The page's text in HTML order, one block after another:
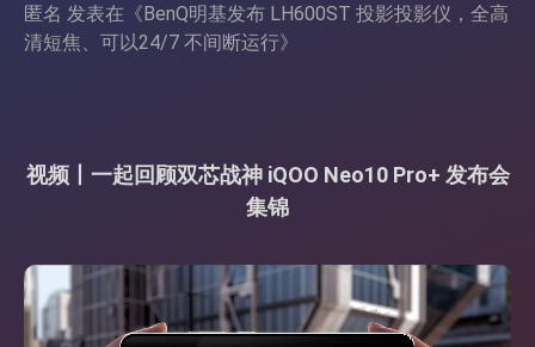
匿名 发表在《BenQ明基发布 LH600ST 投影投影仪，全高
清短焦、可以24/7 不间断运行》
视频丨一起回顾双芯战神 iQOO Neo10 Pro+ 发布会
集锦
视
频
播